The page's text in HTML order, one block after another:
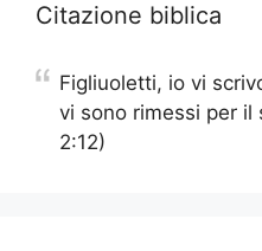
Citazione biblica
Figliuoletti, io vi
vi sono rimessi per il
2:12)